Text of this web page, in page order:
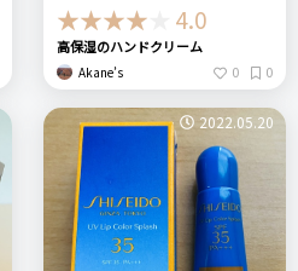
4.0
高保湿のハンドクリーム
Akane’s 0 0
2022.05.20